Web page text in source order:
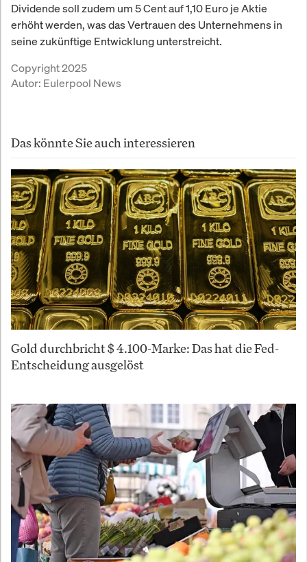
Dividende soll zudem um 5 Cent auf 1,10 Euro je Aktie
erhöht werden, was das Vertrauen des Unternehmens in
seine zukünftige Entwicklung unterstreicht.
Copyright 2025
Autor: Eulerpool News
Das könnte Sie auch interessieren
Gold durchbricht $ 4.100-Marke: Das hat die Fed-
Entscheidung ausgelöst